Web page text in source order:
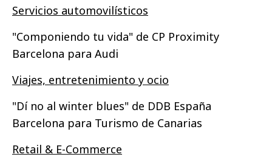
Servicios automovilísticos
"Componiendo tu vida" de CP Proximity
Barcelona para Audi
Viajes, entretenimiento y ocio
"Dí no al winter blues" de DDB España
Barcelona para Turismo de Canarias
Retail & E-Commerce